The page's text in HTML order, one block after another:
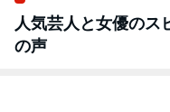
人気芸人と女優のス
の声